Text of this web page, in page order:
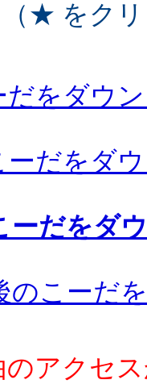
（★ をク
だをダウ
ーだをダ
ーだをダ
のこーだ
のアクセ